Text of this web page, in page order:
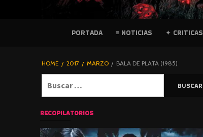
PELICULAS
BLOGHORROR
⋆
PORTADA ≡ NOTICIAS ✦ CRITICAS
HOME 2017 MARZO BALA DE PLATA (1985)
RECOPILATORIOS